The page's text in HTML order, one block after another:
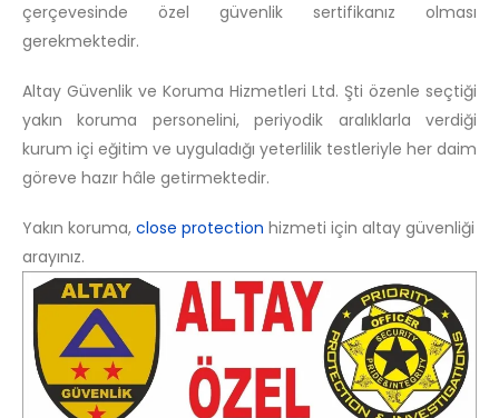
çerçevesinde özel güvenlik sertifikanız olması
gerekmektedir.
Altay Güvenlik ve Koruma Hizmetleri Ltd. Şti özenle seçtiği
yakın koruma personelini, periyodik aralıklarla verdiği
kurum içi eğitim ve uyguladığı yeterlilik testleriyle her daim
göreve hazır hâle getirmektedir.
Yakın koruma, close protection hizmeti için altay güvenliği
arayınız.